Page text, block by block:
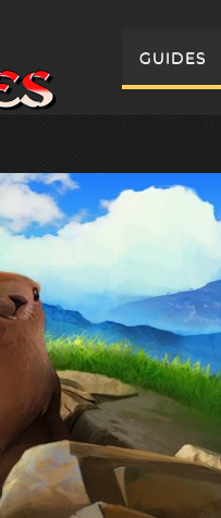
GUIDES